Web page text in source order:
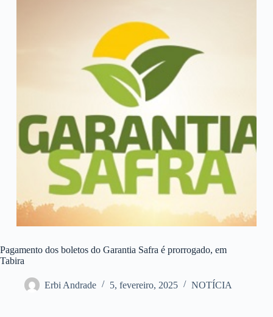
Pagamento dos boletos do Garantia Safra é prorrogado, em
Tabira
Erbi Andrade 5, fevereiro, 2025 NOTÍCIA